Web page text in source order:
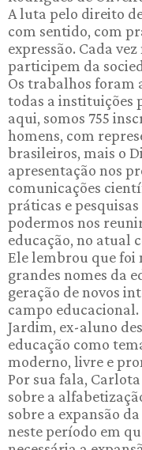
A luta pelo direito
com sentido, com
expressão. Cada
participem da
Os trabalhos foram
todas a instituições
aqui, somos 755
homens, com
brasileiros, mais o
apresentação nos
comunicações
práticas e
podermos nos
educação, no atual
Ele lembrou que foi
grandes nomes da
geração de novos
campo
Jardim, ex-aluno
educação como
moderno, livre e
Por sua fala,
sobre a
sobre a expansão
neste período em